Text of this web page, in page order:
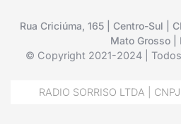
Rua Criciúma, 165 | Centro-Sul |
Mato Grosso |
© Copyright 2021-2024 |
RADIO SORRISO LTDA |